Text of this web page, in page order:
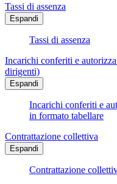
Tassi di assenza
Espandi
Tassi di assenza
Incarichi conferiti e
dirigenti)
Espandi
Incarichi conferiti e
in formato tabellare
Contrattazione collettiva
Espandi
Contrattazione